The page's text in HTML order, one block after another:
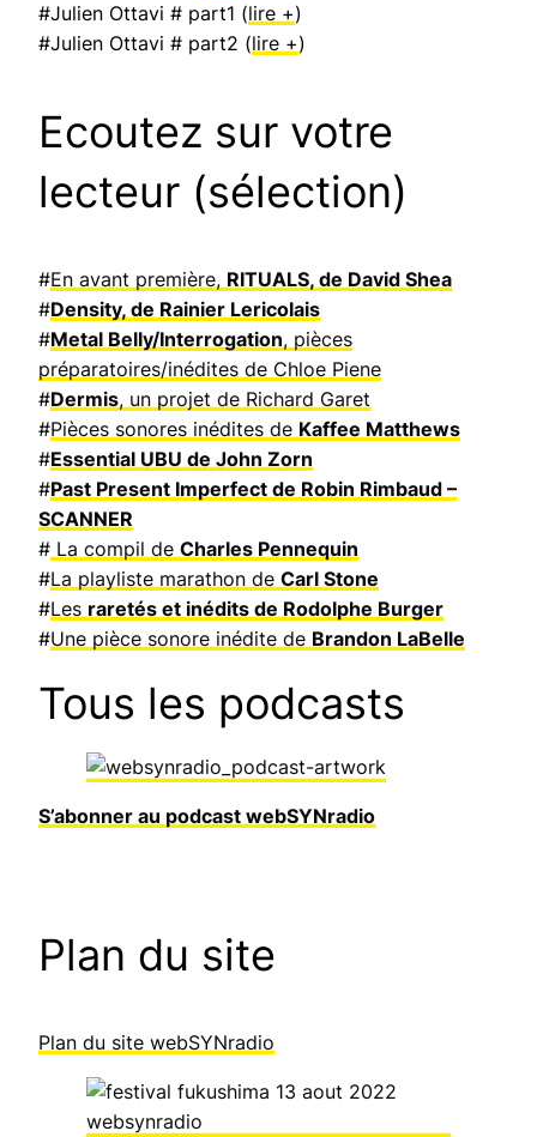
#Julien Ottavi # part1 (lire +)
#Julien Ottavi # part2 (lire +)
Ecoutez sur votre
lecteur (sélection)
#En avant première, RITUALS, de David Shea
#Density, de Rainier Lericolais
#Metal Belly/Interrogation, pièces
préparatoires/inédites de Chloe Piene
#Dermis, un projet de Richard Garet
#Pièces sonores inédites de Kaffee Matthews
#Essential UBU de John Zorn
#Past Present Imperfect de Robin Rimbaud –
SCANNER
# La compil de Charles Pennequin
#La playliste marathon de Carl Stone
#Les raretés et inédits de Rodolphe Burger
#Une pièce sonore inédite de Brandon LaBelle
Tous les podcasts
S’abonner au podcast webSYNradio
Plan du site
Plan du site webSYNradio